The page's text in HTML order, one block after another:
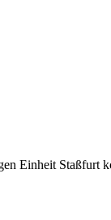
Einheit Staßfurt